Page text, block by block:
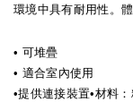
環境中具有耐用性。
• 可堆疊
• 適合室內使用
•提供連接裝置•材料